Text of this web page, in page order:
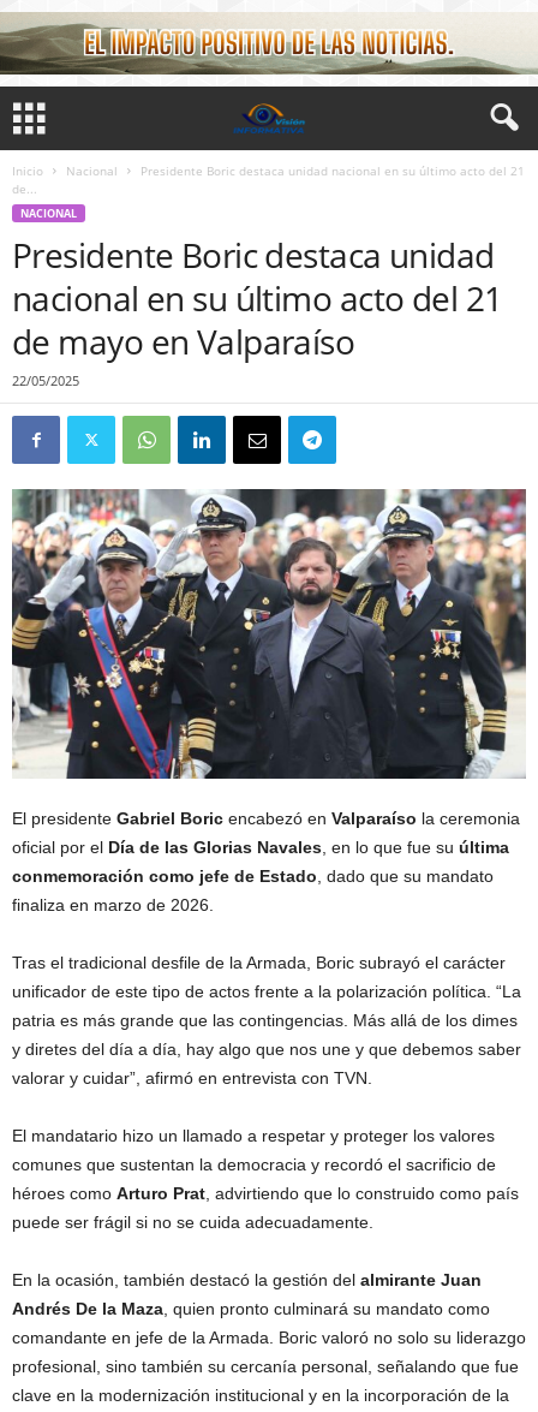
Inicio Nacional
Presidente Boric destaca unidad nacional en su último acto del 21
de...
NACIONAL
Presidente Boric destaca unidad
nacional en su último acto del 21
de mayo en Valparaíso
22/05/2025
El presidente Gabriel Boric encabezó en Valparaíso la ceremonia
oficial por el Día de las Glorias Navales , en lo que fue su última
conmemoración como jefe de Estado , dado que su mandato
finaliza en marzo de 2026.
Tras el tradicional desfile de la Armada, Boric subrayó el carácter
unificador de este tipo de actos frente a la polarización política. “La
patria es más grande que las contingencias. Más allá de los dimes
y diretes del día a día, hay algo que nos une y que debemos saber
valorar y cuidar”, afirmó en entrevista con TVN.
El mandatario hizo un llamado a respetar y proteger los valores
comunes que sustentan la democracia y recordó el sacrificio de
héroes como Arturo Prat , advirtiendo que lo construido como país
puede ser frágil si no se cuida adecuadamente.
En la ocasión, también destacó la gestión del almirante Juan
Andrés De la Maza , quien pronto culminará su mandato como
comandante en jefe de la Armada. Boric valoró no solo su liderazgo
profesional, sino también su cercanía personal, señalando que fue
clave en la modernización institucional y en la incorporación de la